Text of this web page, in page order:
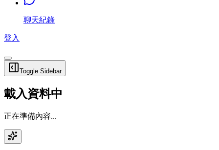
聊天紀錄
登入
Toggle Sidebar
載入資料中
正在準備內容...